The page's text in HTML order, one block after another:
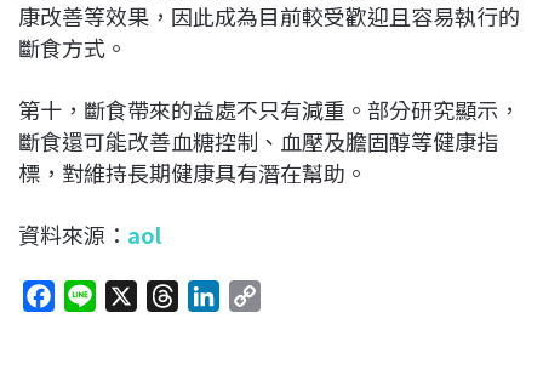
康改善等效果，因此成為目前較受歡迎且容易執行的
斷食方式。
第十，斷食帶來的益處不只有減重。部分研究顯示，
斷食還可能改善血糖控制、血壓及膽固醇等健康指
標，對維持長期健康具有潛在幫助。
資料來源： aol